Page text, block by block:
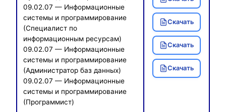
09.02.07 — Информационные
системы и программирование
(Специалист по
информационным ресурсам)
09.02.07 — Информационные
системы и программирование
(Администратор баз данных)
09.02.07 — Информационные
системы и программирование
(Программист)
Скачать
Скачать
Скачать